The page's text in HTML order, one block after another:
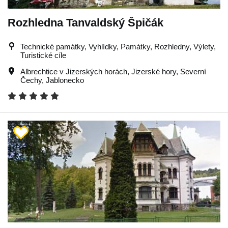
Rozhledna Tanvaldský Špičák
Technické památky, Vyhlídky, Památky, Rozhledny, Výlety,
Turistické cíle
Albrechtice v Jizerských horách, Jizerské hory, Severní
Čechy, Jablonecko